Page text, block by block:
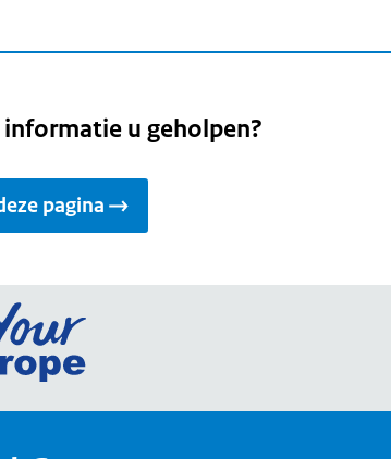
informatie u geholpen?
pagina
Ga
homepage